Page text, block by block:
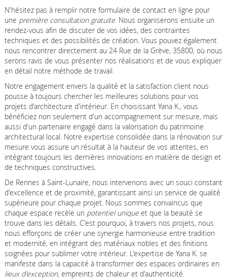
N'hésitez pas à remplir notre formulaire de contact en ligne pour
une première consultation gratuite. Nous organiserons ensuite un
rendez-vous afin de discuter de vos idées, des contraintes
techniques et des possibilités de création. Vous pouvez également
nous rencontrer directement au 24 Rue de la Grève, 35800, où nous
serons ravis de vous présenter nos réalisations et de vous expliquer
en détail notre méthode de travail.
Notre engagement envers la qualité et la satisfaction client nous
pousse à toujours chercher les meilleures solutions pour vos
projets d'architecture d'intérieur. En choisissant Yana K., vous
bénéficiez non seulement d'un accompagnement sur mesure, mais
aussi d'un partenaire engagé dans la valorisation du patrimoine
architectural local. Notre expertise consolidée dans la rénovation sur
mesure vous assure un résultat à la hauteur de vos attentes, en
intégrant toujours les dernières innovations en matière de design et
de techniques constructives.
De Rennes à Saint-Lunaire, nous intervenons avec un souci constant
d'excellence et de proximité, garantissant ainsi un service de qualité
supérieure pour chaque projet. Nous sommes convaincus que
chaque espace recèle un potentiel uniqueet que la beauté se
trouve dans les détails. C'est pourquoi, à travers nos projets, nous
nous efforçons de créer une synergie harmonieuse entre tradition
et modernité, en intégrant des matériaux nobles et des finitions
soignées pour sublimer votre intérieur. L'expertise de Yana K. se
manifeste dans la capacité à transformer des espaces ordinaires en
lieux d'exception, empreints de chaleur et d'authenticité.